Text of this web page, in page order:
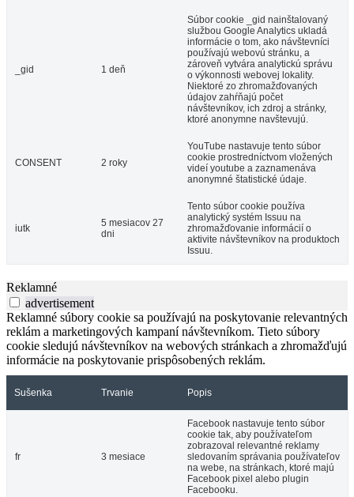
_gid 1 deň
Súbor cookie _gid nainštalovaný
službou Google Analytics ukladá
informácie o tom, ako návštevníci
používajú webovú stránku, a
zároveň vytvára analytickú správu
o výkonnosti webovej lokality.
Niektoré zo zhromažďovaných
údajov zahŕňajú počet
návštevníkov, ich zdroj a stránky,
ktoré anonymne navštevujú.
CONSENT 2 roky
YouTube nastavuje tento súbor
cookie prostredníctvom vložených
videí youtube a zaznamenáva
anonymné štatistické údaje.
iutk
5 mesiacov 27
dni
Tento súbor cookie používa
analytický systém Issuu na
zhromažďovanie informácií o
aktivite návštevníkov na produktoch
Issuu.
Reklamné
advertisement
Reklamné súbory cookie sa používajú na poskytovanie relevantných
reklám a marketingových kampaní návštevníkom. Tieto súbory
cookie sledujú návštevníkov na webových stránkach a zhromažďujú
informácie na poskytovanie prispôsobených reklám.
Sušenka Trvanie Popis
fr 3 mesiace
Facebook nastavuje tento súbor
cookie tak, aby používateľom
zobrazoval relevantné reklamy
sledovaním správania používateľov
na webe, na stránkach, ktoré majú
Facebook pixel alebo plugin
Facebooku.